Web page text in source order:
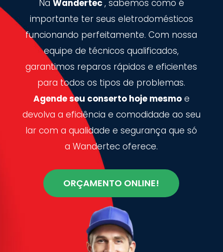
Na Wandertec, sabemos como é
importante ter seus eletrodomésticos
funcionando perfeitamente. Com nossa
equipe de técnicos qualificados,
garantimos reparos rápidos e eficientes
para todos os tipos de problemas.
Agende seu conserto hoje mesmoe
devolva a eficiência e comodidade ao seu
lar com a qualidade e segurança que só
a Wandertec oferece.
ORÇAMENTO ONLINE!